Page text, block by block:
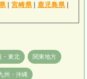
| 宮崎県 | 鹿児島県 |
・東北 関東地方
州・沖縄